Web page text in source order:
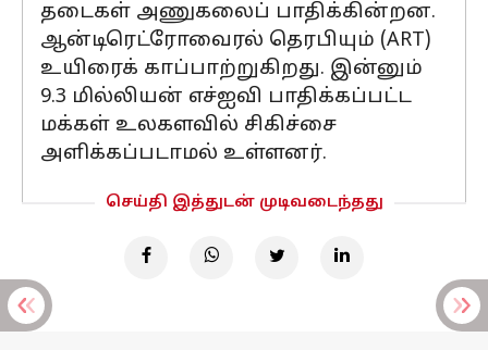
தடைகள் அணுகலைப் பாதிக்கின்றன.
ஆன்டிரெட்ரோவைரல் தெரபியும் (ART)
உயிரைக் காப்பாற்றுகிறது. இன்னும்
9.3 மில்லியன் எச்ஐவி பாதிக்கப்பட்ட
மக்கள் உலகளவில் சிகிச்சை
அளிக்கப்படாமல் உள்ளனர்.
செய்தி இத்துடன் முடிவடைந்தது